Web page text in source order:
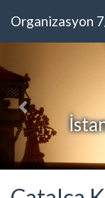
Organizasyon